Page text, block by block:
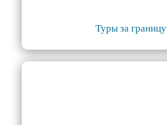
Туры за границу